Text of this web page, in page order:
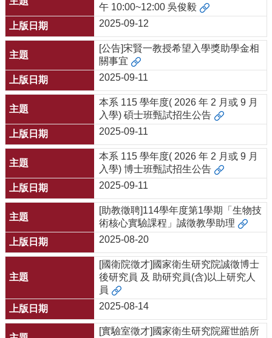
午 10:00~12:00 吳俊毅
2025-09-12
[公告]宋賢一教授希望入學獎助學金相
關事宜
2025-09-11
本系 115 學年度( 2026 年 2 月或 9 月
入學) 碩士班甄試招生公告
2025-09-11
本系 115 學年度( 2026 年 2 月或 9 月
入學) 博士班甄試招生公告
2025-09-11
[助教徵聘]114學年度第1學期「生物技
術核心實驗課程」誠徵教學助理
2025-08-20
[國衛院徵才]國家衛生研究院誠徵博士
後研究員 及 助研究員(含)以上研究人
員
2025-08-14
[實驗室徵才]國家衛生研究院羅世皓所